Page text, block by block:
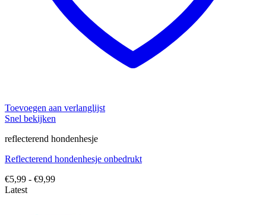
Toevoegen aan verlanglijst
Snel bekijken
reflecterend hondenhesje
Reflecterend hondenhesje onbedrukt
€5,99 - €9,99Prijsklasse:
Latest